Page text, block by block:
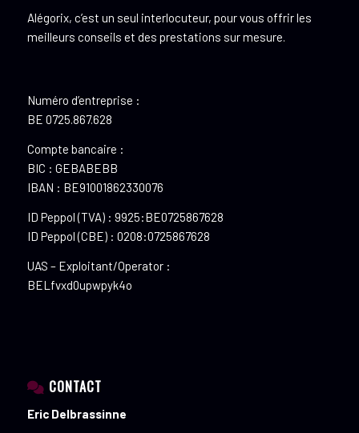
Alégorix, c’est un seul interlocuteur, pour vous offrir les
meilleurs conseils et des prestations sur mesure.
Numéro d’entreprise :
BE 0725.867.628
Compte bancaire :
BIC : GEBABEBB
IBAN : BE91001862330076
ID Peppol (TVA) : 9925:BE0725867628
ID Peppol (CBE) : 0208:0725867628
UAS – Exploitant/Operator :
BELfvxd0upwpyk4o
CONTACT
Eric Delbrassinne